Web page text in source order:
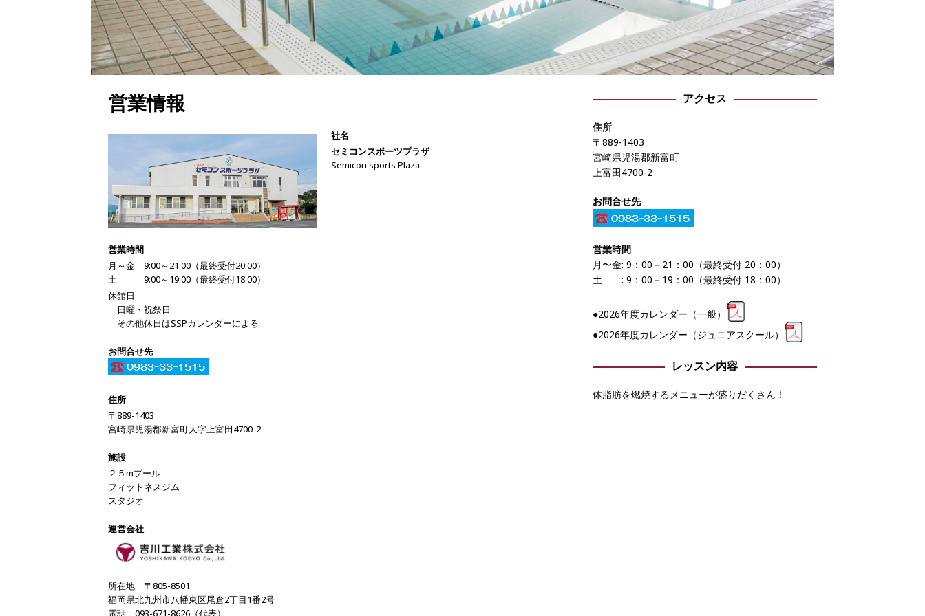
営業情報
社名
セミコンスポーツプラザ
Semicon sports Plaza
営業時間
月～金 9:00～21:00（最終受付20:00）
土 9:00～19:00（最終受付18:00）
休館日
日曜・祝祭日
その他休日はSSPカレンダーによる
お問合せ先
住所
〒889-1403
宮崎県児湯郡新富町大字上富田4700-2
施設
２５mプール
フィットネスジム
スタジオ
運営会社
所在地 〒805-8501
福岡県北九州市八幡東区尾倉2丁目1番2号
電話 093-671-8626（代表）
アクセス
住所
〒889-1403
宮崎県児湯郡新富町
上富田4700-2
お問合せ先
営業時間
月〜金: 9：00－21：00（最終受付 20：00）
土 : 9：00－19：00（最終受付 18：00）
●2026年度カレンダー（一般）
●2026年度カレンダー（ジュニアスクール）
レッスン内容
体脂肪を燃焼するメニューが盛りだくさん！